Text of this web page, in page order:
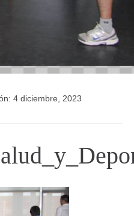
4 diciembre, 2023